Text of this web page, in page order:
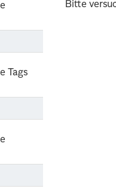
Tags
Bitte